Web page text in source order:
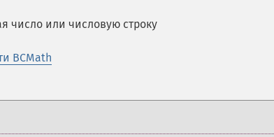
число или числовую строку
BCMath